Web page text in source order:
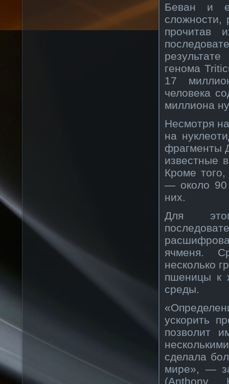
Беван и
сложности,
прочитав
генома
17
человека
миллиона
Несмотря
на
фрагменты
известные
Кроме того,
— около 90
них.
Для
ячменя.
несколько
пшеницы к
среды.
ускорить
позволит
сделала
мире», —
(Anthony